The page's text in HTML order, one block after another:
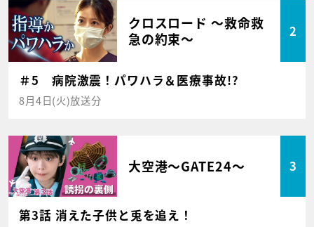
クロスロード ～救命救
急の約束～
2
＃5 病院激震！パワハラ＆医療事故!?
8月4日(火)放送分
大空港～GATE24～ 3
第3話 消えた子供と兎を追え！